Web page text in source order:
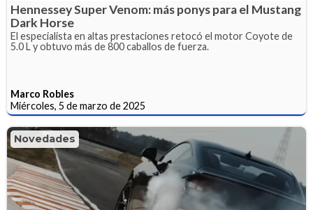
Hennessey Super Venom: más ponys para el Mustang
Dark Horse
El especialista en altas prestaciones retocó el motor Coyote de
5.0 L y obtuvo más de 800 caballos de fuerza.
Marco Robles
Miércoles, 5 de marzo de 2025
Novedades